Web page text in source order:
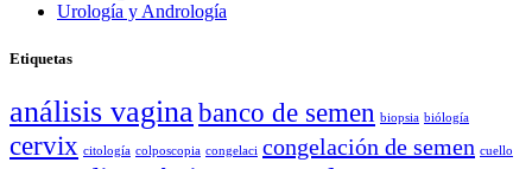
Urología y Andrología
Etiquetas
análisis vagina banco de semen biopsia biólogía
cervix citología colposcopia congelaci congelación de semen cuello